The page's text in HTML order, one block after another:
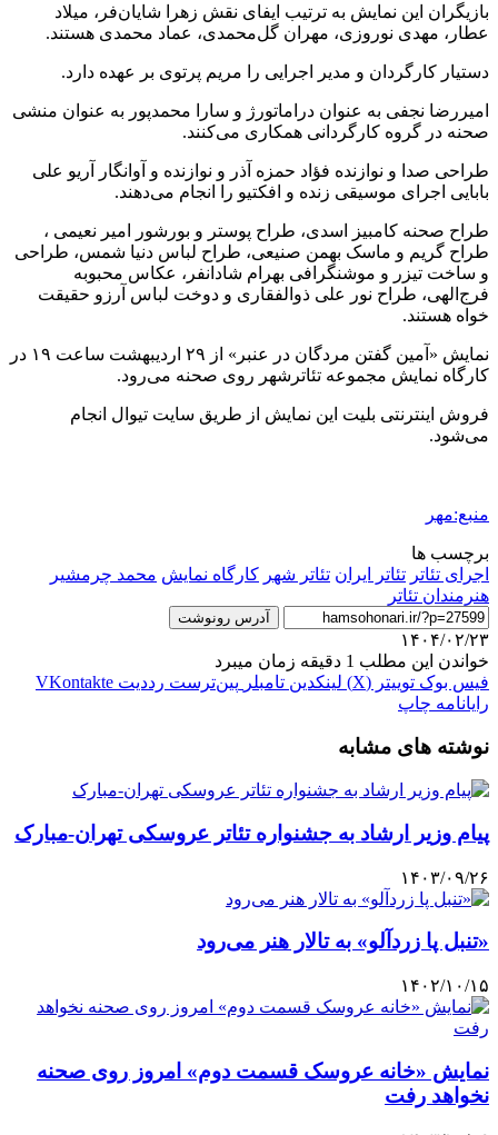
بازیگران این نمایش به ترتیب ایفای نقش زهرا شایان‌فر، میلاد
عطار، مهدی نوروزی، مهران گل‌محمدی، عماد محمدی هستند.
دستیار کارگردان و مدیر اجرایی را مریم پرتوی بر عهده دارد.
امیررضا نجفی به عنوان دراماتورژ و سارا محمدپور به عنوان منشی
صحنه در گروه کارگردانی همکاری می‌کنند.
طراحی صدا و نوازنده فؤاد حمزه آذر و نوازنده و آوانگار آریو علی
بابایی اجرای موسیقی زنده و افکتیو را انجام می‌دهند.
طراح صحنه کامبیز اسدی، طراح پوستر و بورشور امیر نعیمی ،
طراح گریم و ماسک بهمن صنیعی، طراح لباس دنیا شمس، طراحی
و ساخت تیزر و موشنگرافی بهرام شادانفر، عکاس محبوبه
فرج‌الهی، طراح نور علی ذوالفقاری و دوخت لباس آرزو حقیقت
خواه هستند.
نمایش «آمین گفتن مردگان در عنبر» از ۲۹ اردیبهشت ساعت ۱۹ در
کارگاه نمایش مجموعه تئاترشهر روی صحنه می‌رود.
فروش اینترنتی بلیت این نمایش از طریق سایت تیوال انجام
می‌شود.
منبع:مهر
برچسب ها
اجرای تئاتر تئاتر ایران تئاتر شهر کارگاه نمایش محمد چرمشیر
هنرمندان تئاتر
آدرس رونوشت
۱۴۰۴/۰۲/۲۳
خواندن این مطلب 1 دقیقه زمان میبرد
فیس بوک توییتر (X) لینکدین ‫تامبلر ‫پین‌ترست ‫رددیت ‫VKontakte
رایانامه چاپ
نوشته های مشابه
پیام وزیر ارشاد به جشنواره تئاتر عروسکی تهران-مبارک
۱۴۰۳/۰۹/۲۶
«تنبل پا زردآلو» به تالار هنر می‌رود
۱۴۰۲/۱۰/۱۵
نمایش «خانه عروسک قسمت دوم» امروز روی صحنه
نخواهد رفت